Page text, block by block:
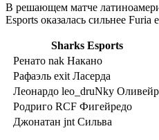
В решающем матче
Esports оказалась сильнее Furia
Sharks Esports
Ренато nak Накано
Рафаэль exit Ласерда
Леонардо leo_druNky
Родриго RCF Фигейредо
Джонатан jnt Сильва